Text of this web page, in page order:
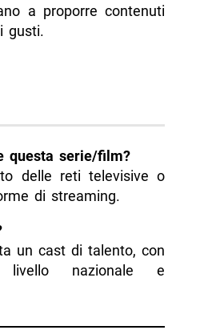
a proporre contenuti
gusti.
questa serie/film?
delle reti televisive o
di streaming.
un cast di talento, con
nazionale e